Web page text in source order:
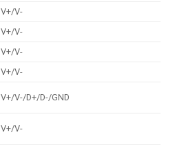
V+/V-
V+/V-
V+/V-
V+/V-
V+/V-/D+/D-/GND
V+/V-